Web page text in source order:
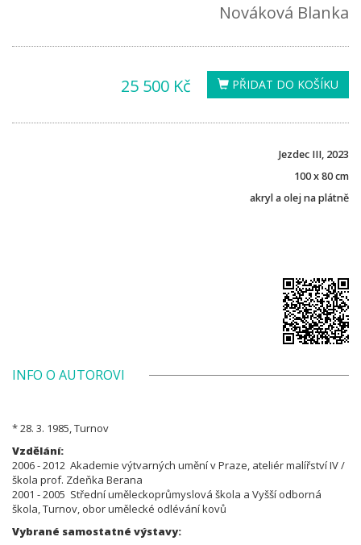
Nováková Blanka
PŘIDAT DO KOŠÍKU
25 500 Kč
Jezdec III, 2023
100 x 80 cm
akryl a olej na plátně
INFO O AUTOROVI
* 28. 3. 1985, Turnov
Vzdělání:
2006 - 2012 Akademie výtvarných umění v Praze, ateliér malířství IV /
škola prof. Zdeňka Berana
2001 - 2005 Střední uměleckoprůmyslová škola a Vyšší odborná
škola, Turnov, obor umělecké odlévání kovů
Vybrané samostatné výstavy: